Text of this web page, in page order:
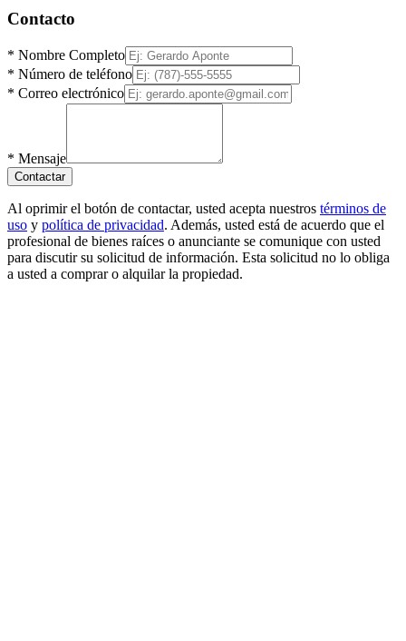
Contacto
* Nombre Completo
* Número de teléfono
* Correo electrónico
* Mensaje
Contactar
Al oprimir el botón de contactar, usted acepta nuestros términos de
uso y política de privacidad. Además, usted está de acuerdo que el
profesional de bienes raíces o anunciante se comunique con usted
para discutir su solicitud de información. Esta solicitud no lo obliga
a usted a comprar o alquilar la propiedad.